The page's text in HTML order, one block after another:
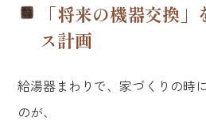
「将来の機器交換
ス計画
給湯器まわりで、家づくりの時
のが、